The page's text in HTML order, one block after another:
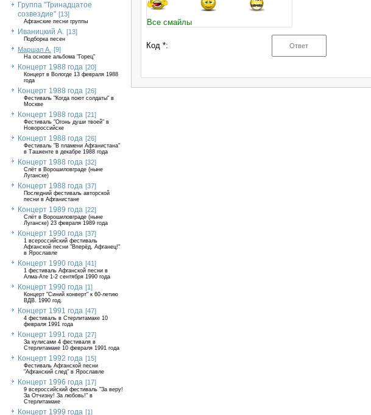
Группа "Тринадцатое
созвездие" [13]
Афганские песни группы
Иваницкий А. [13]
Подборка песен
Маршал А. [9]
На основе альбома "Горец"
Концерт 1988 года [20]
Концерт в Вологде 13 февраля 1988
года
Концерт 1988 года [26]
Фестиваль "Когда поют солдаты" в
Москве
Концерт 1988 года [21]
Фестиваль "Огонь души твоей" в
Новороссийске
Концерт 1988 года [26]
Фестиваль "В пламени Афганистана"
в Ташкенте в декабре 1988 года
Концерт 1988 года [32]
Слёт в Ворошиловграде (ныне
Луганске)
Концерт 1988 года [37]
Последний фестиваль авторской
песни в Афганистане
Концерт 1989 года [22]
Слёт в Ворошиловграде (ныне
Луганске) 23 февраля 1989 года
Концерт 1990 года [37]
1 всероссийский фестиваль
Афганской песни "Вперёд, Афганец!"
в Ярославле
Концерт 1990 года [41]
1 фестиваль Афганской песни в
Алма-Ате 1-2 сентября 1990 года
Концерт 1990 года [1]
Концерт "Синий конверт" к 60-летию
ВДВ. 1990 год.
Концерт 1991 года [47]
4 фестиваль в Стерлитамаке 10
февраля 1991 года
Концерт 1991 года [27]
За кулисами 4 фестиваля в
Стерлитамаке 10 февраля 1991 года
Концерт 1992 года [15]
Фестиваль Афганской песни
"Афганский след" в Ярославле
Концерт 1996 года [17]
9 всероссийский фестиваль "За веру!
За Отчизну! За любовь!" в
Стерлитамаке
Концерт 1999 года [1]
Все смайлы
Код *: